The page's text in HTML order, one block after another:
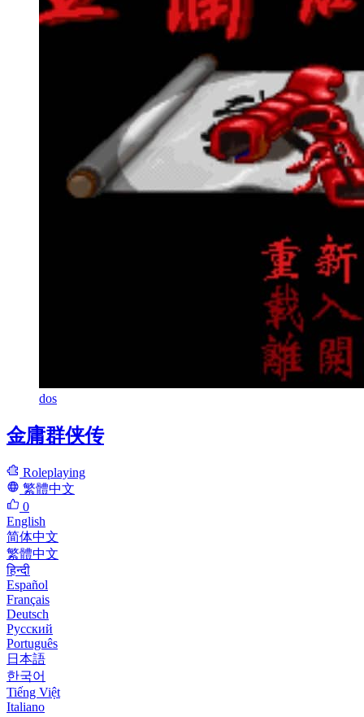
dos
金庸群侠传
Roleplaying
繁體中文
0
English
简体中文
繁體中文
हिन्दी
Español
Français
Deutsch
Русский
Português
日本語
한국어
Tiếng Việt
Italiano